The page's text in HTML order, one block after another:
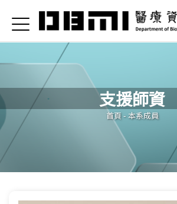
首頁
Open submenu (高中專區)
高中專區
最新消息
Open submenu (學系簡介)
學系簡介
Open submenu (本系成員)
本系成員
Open submenu (課程資訊)
Jump to Navigation
Jump to Main content
支援師資
您在這裡
首頁-本系成員